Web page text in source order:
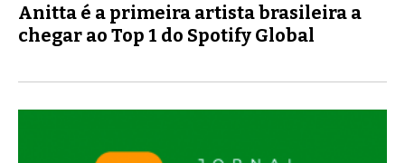
Anitta é a primeira artista brasileira a
chegar ao Top 1 do Spotify Global